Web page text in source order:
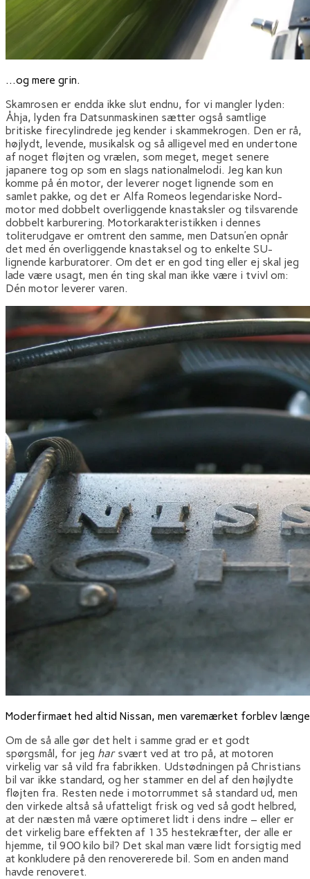
…og mere grin.
Skamrosen er endda ikke slut endnu, for vi mangler lyden:
Åhja, lyden fra Datsunmaskinen sætter også samtlige
britiske firecylindrede jeg kender i skammekrogen. Den er rå,
højlydt, levende, musikalsk og så alligevel med en undertone
af noget fløjten og vrælen, som meget, meget senere
japanere tog op som en slags nationalmelodi. Jeg kan kun
komme på én motor, der leverer noget lignende som en
samlet pakke, og det er Alfa Romeos legendariske Nord-
motor med dobbelt overliggende knastaksler og tilsvarende
dobbelt karburering. Motorkarakteristikken i dennes
toliterudgave er omtrent den samme, men Datsun’en opnår
det med én overliggende knastaksel og to enkelte SU-
lignende karburatorer. Om det er en god ting eller ej skal jeg
lade være usagt, men én ting skal man ikke være i tvivl om:
Dén motor leverer varen.
Moderfirmaet hed altid Nissan, men varemærket forblev
Om de så alle gør det helt i samme grad er et godt
spørgsmål, for jeg harsvært ved at tro på, at motoren
virkelig var så vild fra fabrikken. Udstødningen på Christians
bil var ikke standard, og her stammer en del af den højlydte
fløjten fra. Resten nede i motorrummet så standard ud, men
den virkede altså så ufatteligt frisk og ved så godt helbred,
at der næsten må være optimeret lidt i dens indre – eller er
det virkelig bare effekten af 135 hestekræfter, der alle er
hjemme, til 900 kilo bil? Det skal man være lidt forsigtig med
at konkludere på den renovererede bil. Som en anden mand
havde renoveret.